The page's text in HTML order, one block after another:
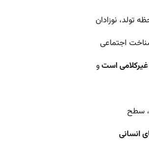
تولد، نوزادان
اجتماعی
و
سطح
انسانی